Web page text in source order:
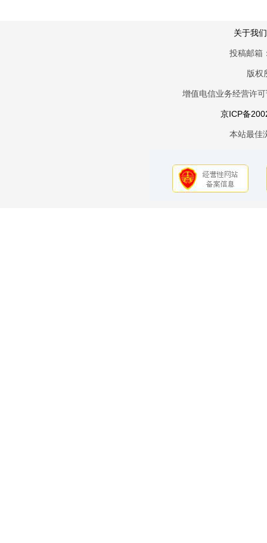
关于我们
投稿邮箱
版权
增值电信业务经营许
京ICP备
本站最佳